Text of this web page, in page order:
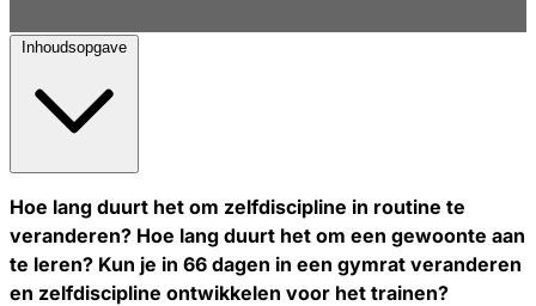
Inhoudsopgave
Hoe lang duurt het om zelfdiscipline in routine te
veranderen? Hoe lang duurt het om een gewoonte aan
te leren? Kun je in 66 dagen in een gymrat veranderen
en zelfdiscipline ontwikkelen voor het trainen?